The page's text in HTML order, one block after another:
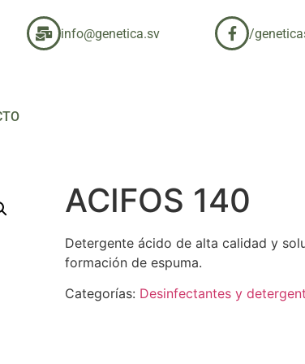
info@genetica.sv /
ACIFOS 140
Detergente ácido de alta calidad y
formación de espuma.
Categorías: Desinfectantes y